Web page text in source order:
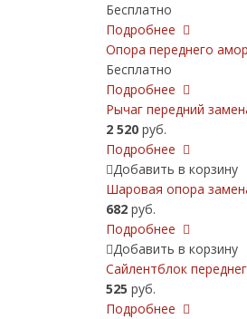
Бесплатно
Подробнее
Опора переднего
Бесплатно
Подробнее
Рычаг передний
2 520 руб.
Подробнее
Добавить в корзину
Шаровая опора
682 руб.
Подробнее
Добавить в корзину
Сайлентблок
525 руб.
Подробнее